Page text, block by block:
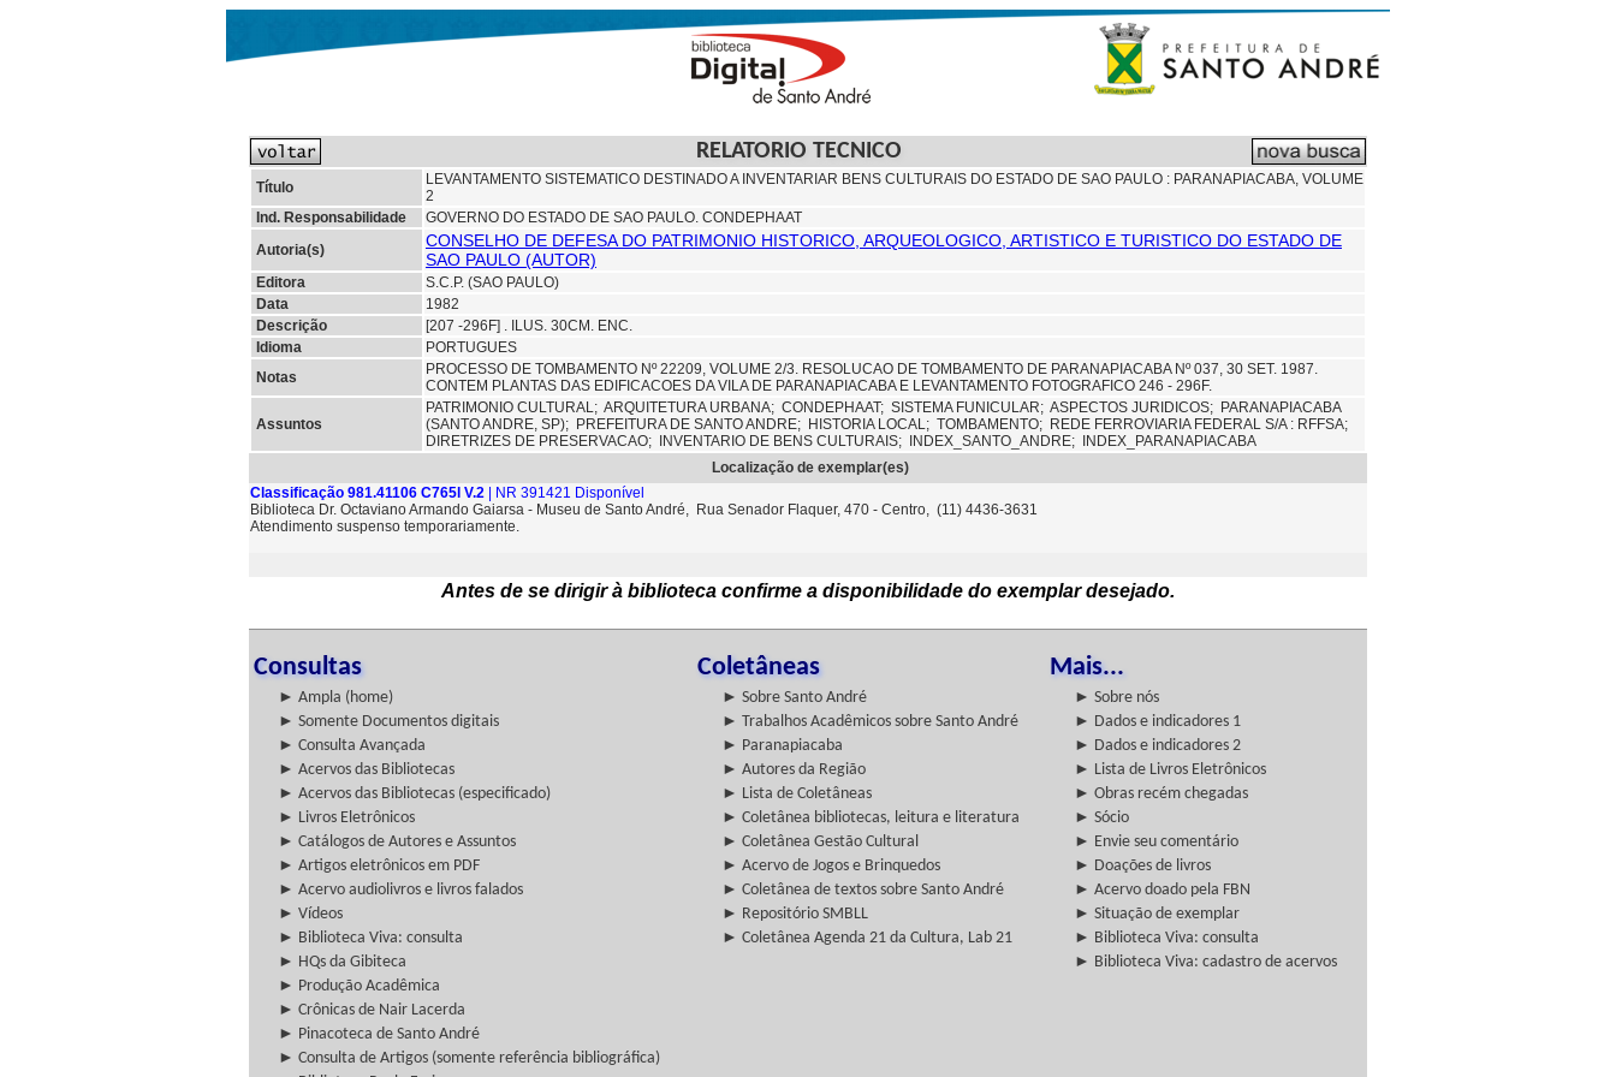
RELATORIO TECNICO
Título
LEVANTAMENTO SISTEMATICO DESTINADO A INVENTARIAR BENS CULTURAIS DO ESTADO DE SAO PAULO : PARANAPIACABA, VOLUME
2
Ind. Responsabilidade
GOVERNO DO ESTADO DE SAO PAULO. CONDEPHAAT
Autoria(s)
CONSELHO DE DEFESA DO PATRIMONIO HISTORICO, ARQUEOLOGICO, ARTISTICO E TURISTICO DO ESTADO DE
SAO PAULO (AUTOR)
Editora
S.C.P. (SAO PAULO)
Data
1982
Descrição
[207 -296F] . ILUS. 30CM. ENC.
Idioma
PORTUGUES
Notas
PROCESSO DE TOMBAMENTO Nº 22209, VOLUME 2/3. RESOLUCAO DE TOMBAMENTO DE PARANAPIACABA Nº 037, 30 SET. 1987.
CONTEM PLANTAS DAS EDIFICACOES DA VILA DE PARANAPIACABA E LEVANTAMENTO FOTOGRAFICO 246 - 296F.
Assuntos
PATRIMONIO CULTURAL; ARQUITETURA URBANA; CONDEPHAAT; SISTEMA FUNICULAR; ASPECTOS JURIDICOS; PARANAPIACABA
(SANTO ANDRE, SP); PREFEITURA DE SANTO ANDRE; HISTORIA LOCAL; TOMBAMENTO; REDE FERROVIARIA FEDERAL S/A : RFFSA;
DIRETRIZES DE PRESERVACAO;
INVENTARIO DE BENS CULTURAIS;
INDEX_SANTO_ANDRE; INDEX_PARANAPIACABA
Localização de exemplar(es)
Classificação 981.41106 C765l V.2 | NR 391421 Disponível
Biblioteca Dr. Octaviano Armando Gaiarsa - Museu de Santo André, Rua Senador Flaquer, 470 - Centro, (11) 4436-3631
Atendimento suspenso temporariamente.
Antes de se dirigir à biblioteca confirme a disponibilidade do exemplar desejado.
Consultas Coletâneas Mais...
► Ampla (home) ► Sobre Santo André
► Sobre nós
► Somente Documentos digitais
► Trabalhos Acadêmicos sobre Santo André
► Dados e indicadores 1
► Consulta Avançada
► Paranapiacaba
► Dados e indicadores 2
► Acervos das Bibliotecas
► Autores da Região
► Lista de Livros Eletrônicos
► Acervos das Bibliotecas (especificado)
► Lista de Coletâneas
► Obras recém chegadas
► Livros Eletrônicos
► Coletânea bibliotecas, leitura e literatura
► Sócio
► Catálogos de Autores e Assuntos
► Coletânea Gestão Cultural
► Envie seu comentário
► Artigos eletrônicos em PDF
► Acervo de Jogos e Brinquedos
► Doações de livros
► Acervo audiolivros e livros falados
► Coletânea de textos sobre Santo André
► Acervo doado pela FBN
► Vídeos
► Repositório SMBLL
► Situação de exemplar
► Biblioteca Viva: consulta
► Coletânea Agenda 21 da Cultura, Lab 21
► Biblioteca Viva: consulta
► HQs da Gibiteca
► Biblioteca Viva: cadastro de acervos
► Produção Acadêmica
► Crônicas de Nair Lacerda
► Pinacoteca de Santo André
► Consulta de Artigos (somente referência bibliográfica)